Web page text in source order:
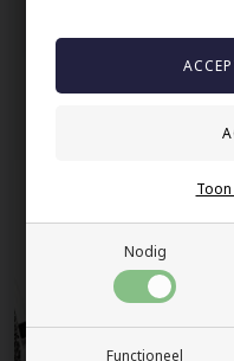
Nodig
Functioneel
Anderen